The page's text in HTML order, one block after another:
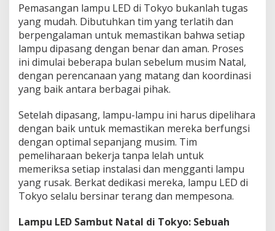
Pemasangan lampu LED di Tokyo bukanlah tugas
yang mudah. Dibutuhkan tim yang terlatih dan
berpengalaman untuk memastikan bahwa setiap
lampu dipasang dengan benar dan aman. Proses
ini dimulai beberapa bulan sebelum musim Natal,
dengan perencanaan yang matang dan koordinasi
yang baik antara berbagai pihak.
Setelah dipasang, lampu-lampu ini harus dipelihara
dengan baik untuk memastikan mereka berfungsi
dengan optimal sepanjang musim. Tim
pemeliharaan bekerja tanpa lelah untuk
memeriksa setiap instalasi dan mengganti lampu
yang rusak. Berkat dedikasi mereka, lampu LED di
Tokyo selalu bersinar terang dan mempesona.
Lampu LED Sambut Natal di Tokyo: Sebuah